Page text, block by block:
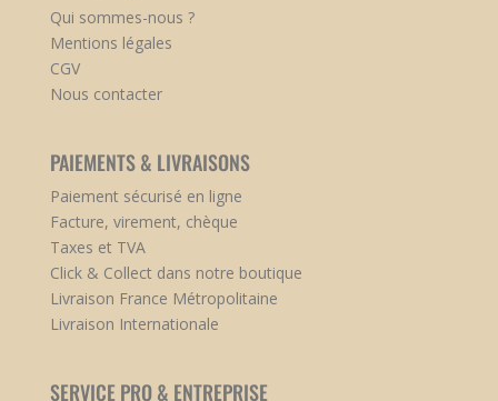
Qui sommes-nous ?
Mentions légales
CGV
Nous contacter
PAIEMENTS & LIVRAISONS
Paiement sécurisé en ligne
Facture, virement, chèque
Taxes et TVA
Click & Collect dans notre boutique
Livraison France Métropolitaine
Livraison Internationale
SERVICE PRO & ENTREPRISE